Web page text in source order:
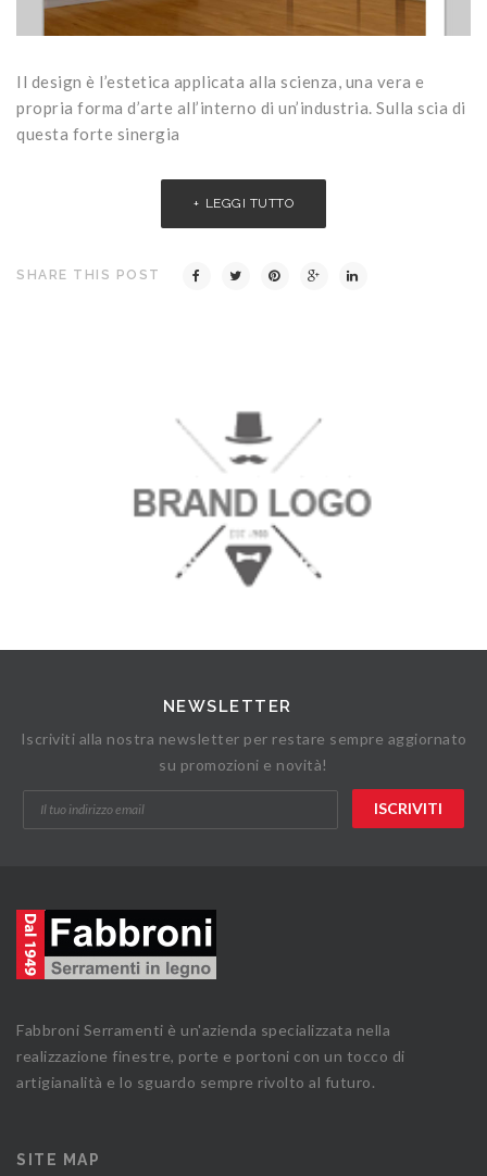
Il design è l’estetica applicata alla scienza, una vera e
propria forma d’arte all’interno di un’industria. Sulla scia di
questa forte sinergia
LEGGI TUTTO
SHARE THIS POST
NEWSLETTER
Iscriviti alla nostra newsletter per restare sempre aggiornato
su promozioni e novità!
Fabbroni Serramenti è un'azienda specializzata nella
realizzazione finestre, porte e portoni con un tocco di
artigianalità e lo sguardo sempre rivolto al futuro.
SITE MAP